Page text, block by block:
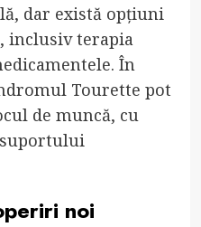
dar există opțiuni
inclusiv terapia
În
Tourette pot
de muncă, cu
noi